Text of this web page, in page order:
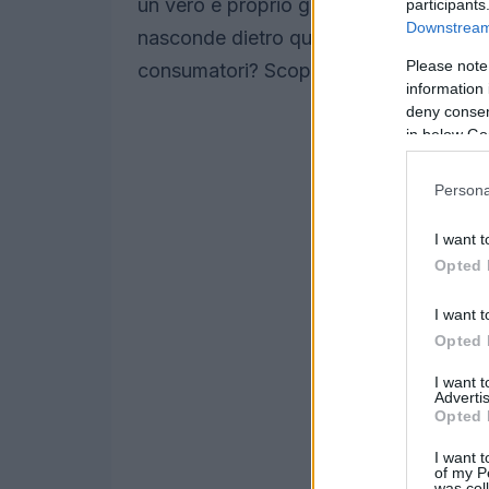
Please
information
deny
in below
I want
Opted
I want
Opted
I want
Opted
I want
of my
un vero e proprio game changer per
nasconde dietro questa mossa? E
consumatori? Scopriamolo insieme!